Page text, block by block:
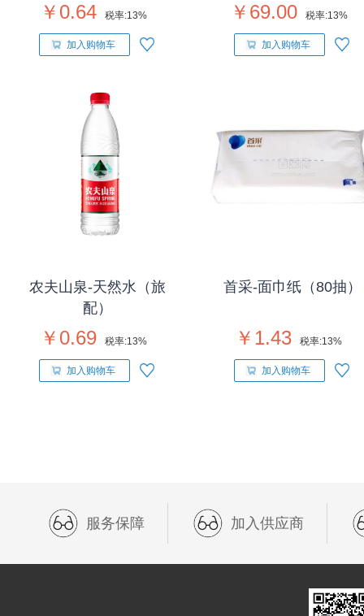
￥0.64 税率:13%
加入购物车
￥69.00 税率:13%
加入购物车
农夫山泉-天然水（旅
配）
￥0.69 税率:13%
加入购物车
首采-面巾纸（80抽）
￥1.43 税率:13%
加入购物车
服务保障 加入供应商